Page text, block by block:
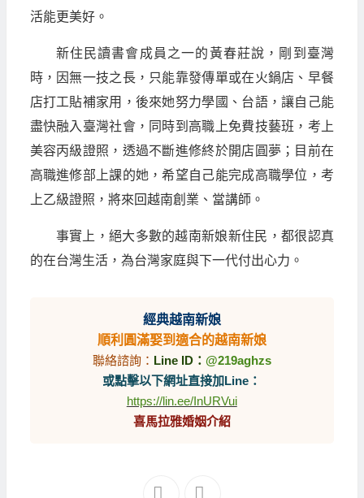
活能更美好。
新住民讀書會成員之一的黃春莊說，剛到臺灣
時，因無一技之長，只能靠發傳單或在火鍋店、早餐
店打工貼補家用，後來她努力學國、台語，讓自己能
盡快融入臺灣社會，同時到高職上免費技藝班，考上
美容丙級證照，透過不斷進修終於開店圓夢；目前在
高職進修部上課的她，希望自己能完成高職學位，考
上乙級證照，將來回越南創業、當講師。
事實上，絕大多數的越南新娘新住民，都很認真
的在台灣生活，為台灣家庭與下一代付出心力。
經典越南新娘
順利圓滿娶到適合的越南新娘
聯絡諮詢： Line ID： @219aghzs
或點擊以下網址直接加Line：
https://lin.ee/InURVui
喜馬拉雅婚姻介紹